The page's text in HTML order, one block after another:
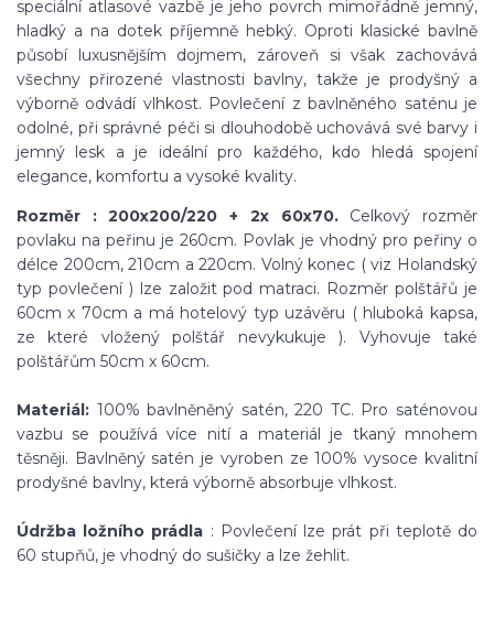
speciální atlasové vazbě je jeho povrch mimořádně jemný,
hladký a na dotek příjemně hebký. Oproti klasické bavlně
působí luxusnějším dojmem, zároveň si však zachovává
všechny přirozené vlastnosti bavlny, takže je prodyšný a
výborně odvádí vlhkost. Povlečení z bavlněného saténu je
odolné, při správné péči si dlouhodobě uchovává své barvy i
jemný lesk a je ideální pro každého, kdo hledá spojení
elegance, komfortu a vysoké kvality.
Rozměr : 200x200/220 + 2x 60x70. Celkový rozměr
povlaku na peřinu je 260cm. Povlak je vhodný pro peřiny o
délce 200cm, 210cm a 220cm. Volný konec ( viz Holandský
typ povlečení ) lze založit pod matraci. Rozměr polštářů je
60cm x 70cm a má hotelový typ uzávěru ( hluboká kapsa,
ze které vložený polštář nevykukuje ). Vyhovuje také
polštářům 50cm x 60cm.
Materiál: 100% bavlněněný satén, 220 TC. Pro saténovou
vazbu se používá více nití a materiál je tkaný mnohem
těsněji. Bavlněný satén je vyroben ze 100% vysoce kvalitní
prodyšné bavlny, která výborně absorbuje vlhkost.
Údržba ložního prádla : Povlečení lze prát při teplotě do
60 stupňů, je vhodný do sušičky a lze žehlit.